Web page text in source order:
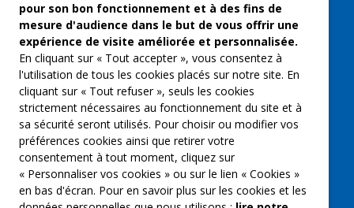
Musique et spectacles
Qui sommes-nous ?
Groupe Emargence
C’moi le chef
Actualités
Contactez nous
Mentions légales
pour son bon fonctionnement et à des fins de
mesure d'audience dans le but de vous offrir une
expérience de visite améliorée et personnalisée.
En cliquant sur « Tout accepter », vous consentez à
l'utilisation de tous les cookies placés sur notre site. En
cliquant sur « Tout refuser », seuls les cookies
strictement nécessaires au fonctionnement du site et à
sa sécurité seront utilisés. Pour choisir ou modifier vos
préférences cookies ainsi que retirer votre
consentement à tout moment, cliquez sur
« Personnaliser vos cookies » ou sur le lien « Cookies »
en bas d'écran. Pour en savoir plus sur les cookies et les